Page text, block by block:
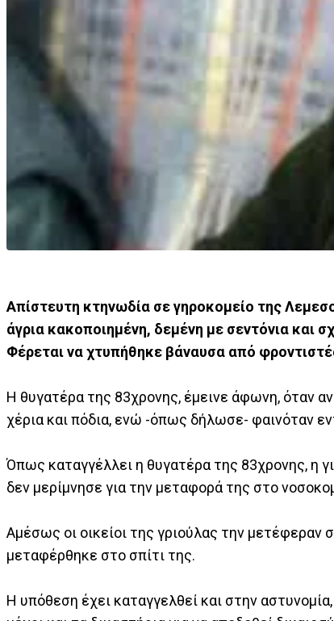
Απίστευτη κτηνωδία σε γηροκομείο της
άγρια κακοποιημένη, δεμένη με σεντόνια και
Φέρεται να χτυπήθηκε βάναυσα από
Η θυγατέρα της 83χρονης, έμεινε άφωνη, όταν
χέρια και πόδια, ενώ -όπως δήλωσε- φαινόταν
Όπως καταγγέλλει η θυγατέρα της 83χρονης, η
δεν μερίμνησε για την μεταφορά της στο
Αμέσως οι οικείοι της γριούλας την μετέφεραν
μεταφέρθηκε στο σπίτι της.
Η υπόθεση έχει καταγγελθεί και στην